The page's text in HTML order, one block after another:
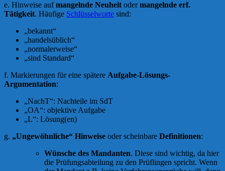
e. Hinweise aufmangelnde Neuheit odermangelnde erf.
Tätigkeit. Häufige Schlüsselworte sind:
„bekannt“
„handelsüblich“
„normalerweise“
„sind Standard“
f. Markierungen für eine spätere Aufgabe-Lösungs-
Argumentation:
„NachT“: Nachteile im SdT
„OA“: objektive Aufgabe
„L“: Lösung(en)
g. „Ungewöhnliche“ Hinweise oder scheinbare Definitionen:
Wünsche des Mandanten. Diese sind wichtig, da hier
die Prüfungsabteilung zu den Prüflingen spricht. Wenn